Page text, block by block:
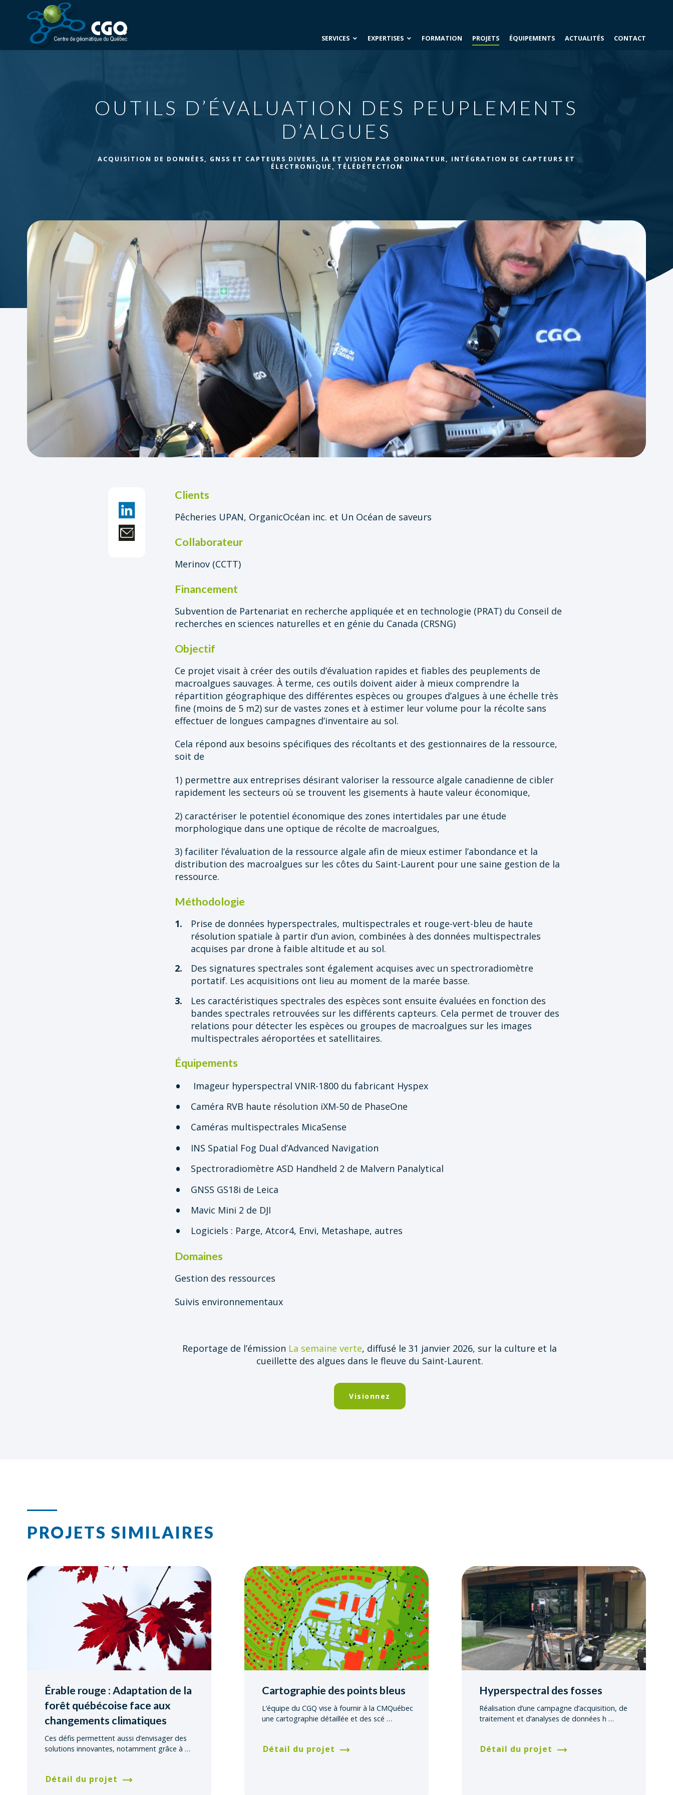
SERVICES EXPERTISES FORMATION PROJETS ÉQUIPEMENTS ACTUALITÉS CONTACT
OUTILS D’ÉVALUATION DES PEUPLEMENTS
D’ALGUES
ACQUISITION DE DONNÉES, GNSS ET CAPTEURS DIVERS, IA ET VISION PAR ORDINATEUR, INTÉGRATION DE CAPTEURS ET
ÉLECTRONIQUE , TÉLÉDÉTECTION
Clients
Pêcheries UPAN, OrganicOcéan inc. et Un Océan de saveurs
Collaborateur
Merinov (CCTT)
Financement
Subvention de Partenariat en recherche appliquée et en technologie (PRAT) du Conseil de
recherches en sciences naturelles et en génie du Canada (CRSNG)
Objectif
Ce projet visait à créer des outils d’évaluation rapides et fiables des peuplements de
macroalgues sauvages. À terme, ces outils doivent aider à mieux comprendre la
répartition géographique des différentes espèces ou groupes d’algues à une échelle très
fine (moins de 5 m2) sur de vastes zones et à estimer leur volume pour la récolte sans
effectuer de longues campagnes d’inventaire au sol.
Cela répond aux besoins spécifiques des récoltants et des gestionnaires de la ressource,
soit de
1) permettre aux entreprises désirant valoriser la ressource algale canadienne de cibler
rapidement les secteurs où se trouvent les gisements à haute valeur économique,
2) caractériser le potentiel économique des zones intertidales par une étude
morphologique dans une optique de récolte de macroalgues,
3) faciliter l’évaluation de la ressource algale afin de mieux estimer l’abondance et la
distribution des macroalgues sur les côtes du Saint-Laurent pour une saine gestion de la
ressource.
Méthodologie
Prise de données hyperspectrales, multispectrales et rouge-vert-bleu de haute
résolution spatiale à partir d’un avion, combinées à des données multispectrales
acquises par drone à faible altitude et au sol.
Des signatures spectrales sont également acquises avec un spectroradiomètre
portatif. Les acquisitions ont lieu au moment de la marée basse.
Les caractéristiques spectrales des espèces sont ensuite évaluées en fonction des
bandes spectrales retrouvées sur les différents capteurs. Cela permet de trouver des
relations pour détecter les espèces ou groupes de macroalgues sur les images
multispectrales aéroportées et satellitaires.
Équipements
Imageur hyperspectral VNIR-1800 du fabricant Hyspex
Caméra RVB haute résolution iXM-50 de PhaseOne
Caméras multispectrales MicaSense
INS Spatial Fog Dual d’Advanced Navigation
Spectroradiomètre ASD Handheld 2 de Malvern Panalytical
GNSS GS18i de Leica
Mavic Mini 2 de DJI
Logiciels : Parge, Atcor4, Envi, Metashape, autres
Domaines
Gestion des ressources
Suivis environnementaux
Reportage de l’émission La semaine verte, diffusé le 31 janvier 2026, sur la culture et la
cueillette des algues dans le fleuve du Saint-Laurent.
Visionnez
PROJETS SIMILAIRES
Érable rouge : Adaptation de la
forêt québécoise face aux
changements climatiques
Ces défis permettent aussi d’envisager des
solutions innovantes, notamment grâce à …
Détail du projet
Cartographie des points bleus
L’équipe du CGQ vise à fournir à la CMQuébec
une cartographie détaillée et des scé …
Détail du projet
Hyperspectral des fosses
Réalisation d’une campagne d’acquisition, de
traitement et d’analyses de données h …
Détail du projet